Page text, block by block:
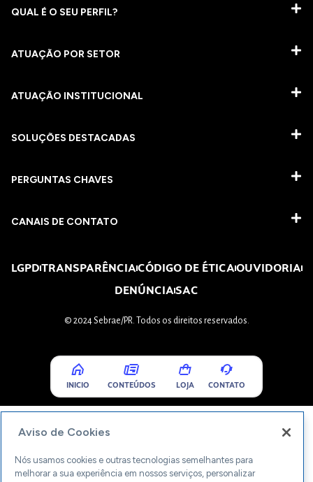
QUAL É O SEU PERFIL?
ATUAÇÃO POR SETOR
ATUAÇÃO INSTITUCIONAL
SOLUÇÕES DESTACADAS
PERGUNTAS CHAVES​
CANAIS DE CONTATO
LGPDTRANSPARÊNCIACÓDIGO DE ÉTICAOUVIDORIA
DENÚNCIASAC
© 2024 Sebrae/PR. Todos os direitos reservados.
INICIO CONTEÚDOS LOJA CONTATO
Aviso de Cookies
Nós usamos cookies e outras tecnologias semelhantes para
melhorar a sua experiência em nossos serviços, personalizar